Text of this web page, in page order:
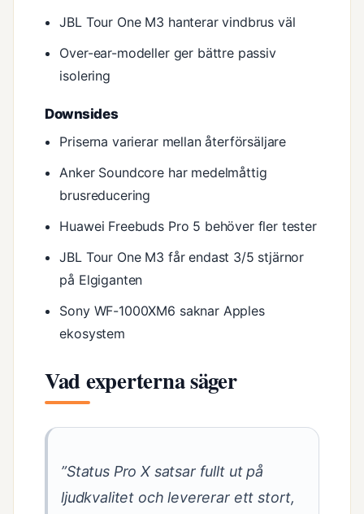
JBL Tour One M3 hanterar vindbrus väl
Over-ear-modeller ger bättre passiv
isolering
Downsides
Priserna varierar mellan återförsäljare
Anker Soundcore har medelmåttig
brusreducering
Huawei Freebuds Pro 5 behöver fler tester
JBL Tour One M3 får endast 3/5 stjärnor
på Elgiganten
Sony WF-1000XM6 saknar Apples
ekosystem
Vad experterna säger
”Status Pro X satsar fullt ut på
ljudkvalitet och levererar ett stort,